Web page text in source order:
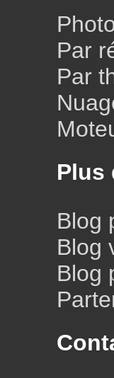
Par
Par
Plus
Blog
Blog
Blog